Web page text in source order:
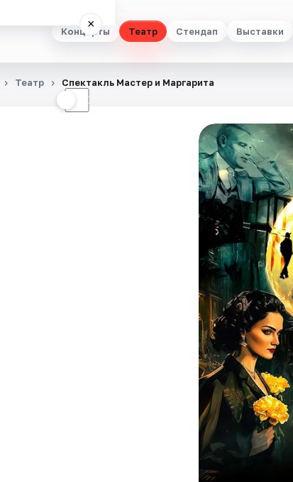
Концерты Театр Стендап Выставки
×
☾
Театр Спектакль Мастер и Маргарита